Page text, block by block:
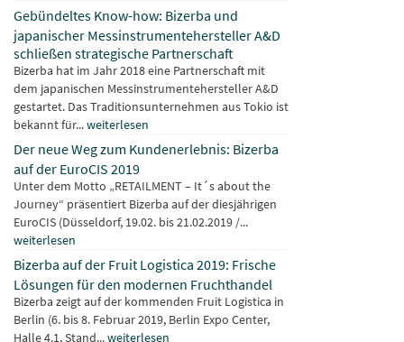
Gebündeltes Know-how: Bizerba und
japanischer Messinstrumentehersteller A&D
schließen strategische Partnerschaft
Bizerba hat im Jahr 2018 eine Partnerschaft mit
dem japanischen Messinstrumentehersteller A&D
gestartet. Das Traditionsunternehmen aus Tokio ist
bekannt für...weiterlesen
Der neue Weg zum Kundenerlebnis: Bizerba
auf der EuroCIS 2019
Unter dem Motto „RETAILMENT – It´s about the
Journey“ präsentiert Bizerba auf der diesjährigen
EuroCIS (Düsseldorf, 19.02. bis 21.02.2019 /...
weiterlesen
Bizerba auf der Fruit Logistica 2019: Frische
Lösungen für den modernen Fruchthandel
Bizerba zeigt auf der kommenden Fruit Logistica in
Berlin (6. bis 8. Februar 2019, Berlin Expo Center,
Halle 4.1, Stand...weiterlesen